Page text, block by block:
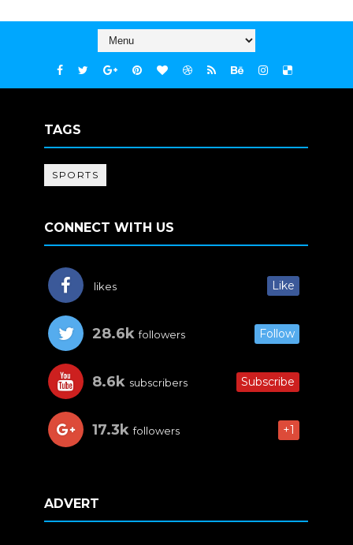
TAGS
SPORTS
CONNECT WITH US
likes Like
28.6k followers Follow
8.6k subscribers Subscribe
17.3k followers +1
ADVERT